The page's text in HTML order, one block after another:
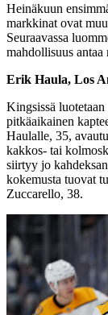
Heinäkuun
markkinat ovat
Seuraavassa
mahdollisuus
Erik Haula, Los
Kingsissä
pitkäaikainen
Haulalle, 35,
kakkos- tai
siirtyy jo
kokemusta tuovat
Zuccarello, 38.